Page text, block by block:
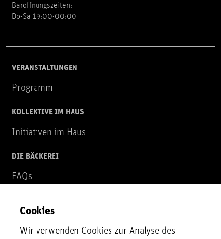
Baröffnungszeiten:
Do-Sa 19:00-00:00
VERANSTALTUNGEN
Programm
KOLLEKTIVE IM HAUS
Initiativen im Haus
DIE BÄCKEREI
FAQs
NEWSLETTER
Zur Newsletter Anmeldung
Cookies
Wir verwenden Cookies zur Analyse des